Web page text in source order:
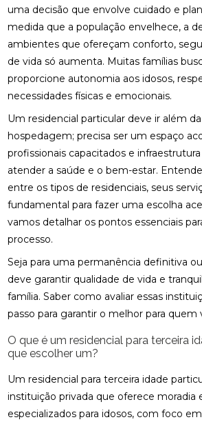
uma decisão que envolve cuidado e
medida que a população envelhece, a
ambientes que ofereçam conforto,
de vida só aumenta. Muitas famílias
proporcione autonomia aos idosos,
necessidades físicas e emocionais.
Um residencial particular deve ir além
hospedagem; precisa ser um espaço
profissionais capacitados e
atender a saúde e o bem-estar.
entre os tipos de residenciais, seus
fundamental para fazer uma escolha
vamos detalhar os pontos essenciais
processo.
Seja para uma permanência definitiva
deve garantir qualidade de vida e
família. Saber como avaliar essas
passo para garantir o melhor para quem
O que é um residencial para terceira
que escolher um?
Um residencial para terceira idade
instituição privada que oferece moradia
especializados para idosos, com foco